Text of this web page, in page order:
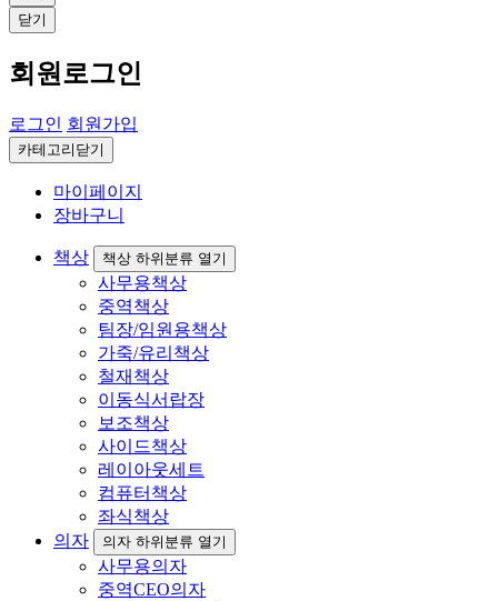
닫기
회원로그인
로그인 회원가입
카테고리닫기
마이페이지
장바구니
책상 책상 하위분류 열기
사무용책상
중역책상
팀장/임원용책상
가죽/유리책상
철재책상
이동식서랍장
보조책상
사이드책상
레이아웃세트
컴퓨터책상
좌식책상
의자
의자 하위분류 열기
사무용의자
중역CEO의자